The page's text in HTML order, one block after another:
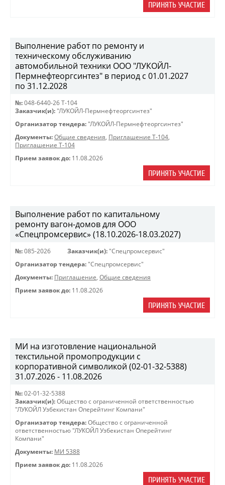
ПРИНЯТЬ УЧАСТИЕ
Выполнение работ по ремонту и
техническому обслуживанию
автомобильной техники ООО "ЛУКОЙЛ-
Пермнефтеоргсинтез" в период с 01.01.2027
по 31.12.2028
№: 048-6440-26 Т-104
Заказчик(и): "ЛУКОЙЛ-Пермнефтеоргсинтез"
Организатор тендера: "ЛУКОЙЛ-Пермнефтеоргсинтез"
Документы: Общие сведения, Приглашение Т-104,
Приглашение Т-104
Прием заявок до: 11.08.2026
ПРИНЯТЬ УЧАСТИЕ
Выполнение работ по капитальному
ремонту вагон-домов для ООО
«Спецпромсервис» (18.10.2026-18.03.2027)
№: 085-2026 Заказчик(и): "Спецпромсервис"
Организатор тендера: "Спецпромсервис"
Документы: Приглашение, Общие сведения
Прием заявок до: 11.08.2026
ПРИНЯТЬ УЧАСТИЕ
МИ на изготовление национальной
текстильной промопродукции с
корпоративной символикой (02-01-32-5388)
31.07.2026 - 11.08.2026
№: 02-01-32-5388
Заказчик(и): Общество с ограниченной ответственностью
"ЛУКОЙЛ Узбекистан Оперейтинг Компани"
Организатор тендера: Общество с ограниченной
ответственностью "ЛУКОЙЛ Узбекистан Оперейтинг
Компани"
Документы: МИ 5388
Прием заявок до: 11.08.2026
ПРИНЯТЬ УЧАСТИЕ